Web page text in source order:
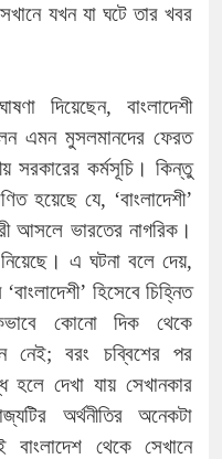
যখন যা ঘটে তার খবর
দিয়েছেন, বাংলাদেশী
এমন মুসলমানদের ফেরত
সরকারের কর্মসূচি। কিন্তু
হয়েছে যে, ‘বাংলাদেশী’
আসলে ভারতের নাগরিক।
এ ঘটনা বলে দেয়,
হিসেবে চিহ্নিত
কোনো দিক থেকে
নেই; বরং চব্বিশের পর
হলে দেখা যায় সেখানকার
অর্থনীতির অনেকটা
বাংলাদেশ থেকে সেখানে